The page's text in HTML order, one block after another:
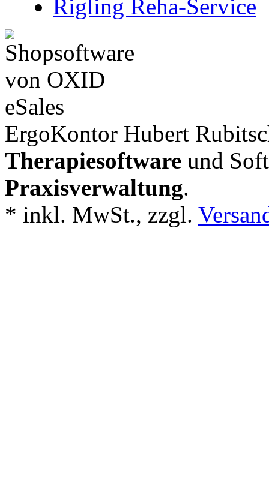
Rigling Reha-Service
ErgoKontor Hubert
Therapiesoftware und
Praxisverwaltung.
* inkl. MwSt., zzgl.